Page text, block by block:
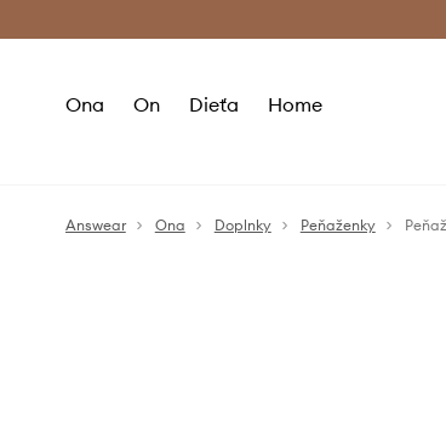
Ona On Dieťa Home
Answear Ona Doplnky Peňaženky